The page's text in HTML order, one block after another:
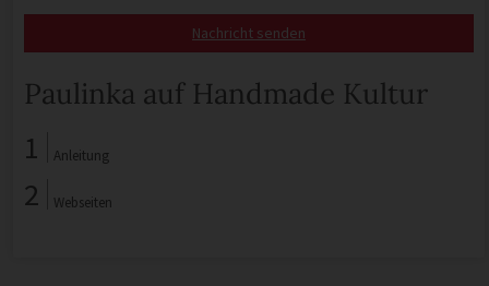
Nachricht senden
Paulinka auf Handmade Kultur
1 Anleitung
2 Webseiten